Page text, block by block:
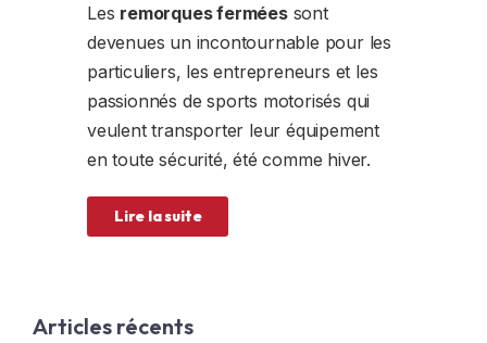
Les remorques ferméessont
devenues un incontournable pour les
particuliers, les entrepreneurs et les
passionnés de sports motorisés qui
veulent transporter leur équipement
en toute sécurité, été comme hiver.
Lire la suite
Articles récents